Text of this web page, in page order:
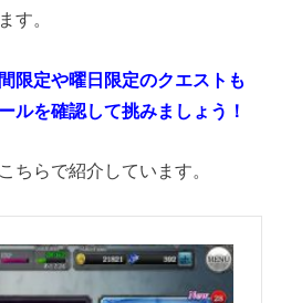
す。
限定や曜日限定のクエストも
ルを確認して挑みましょう！
ちらで紹介しています。